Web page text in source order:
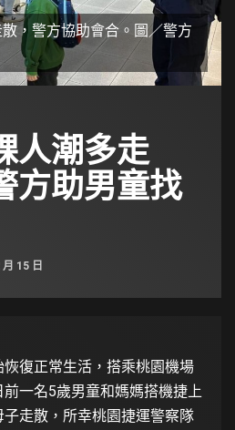
，警方協助會合。圖／警方
人潮多走
助男童找
15 日
復正常生活，搭乘桃園機場
一名5歲男童和媽媽搭機捷上
走散，所幸桃園捷運警察隊